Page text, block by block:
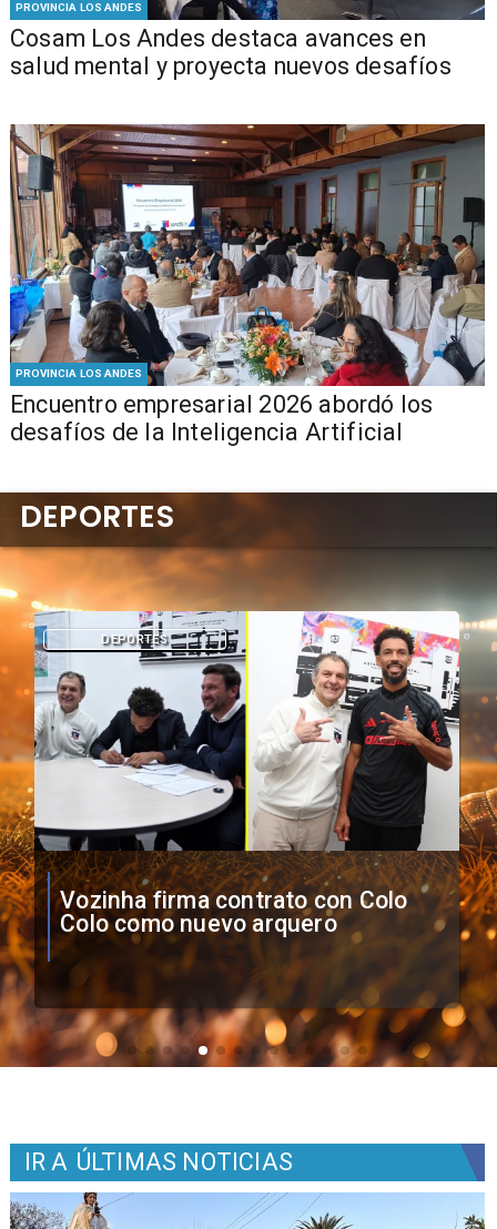
PROVINCIA LOS ANDES
Cosam Los Andes destaca avances en
salud mental y proyecta nuevos desafíos
PROVINCIA LOS ANDES
Encuentro empresarial 2026 abordó los
desafíos de la Inteligencia Artificial
O'Higgins cae por penales ante
Boca Juniors en Copa
Sudamericana
DEPORTES
DEPORTES
IR A ÚLTIMAS NOTICIAS